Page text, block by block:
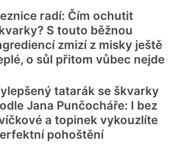
radí: Čím ochutit
S touto běžnou
zmizí z misky ještě
o sůl přitom vůbec nejde
tatarák se škvarky
Jana Punčocháře: I bez
a topinek vykouzlíte
pohoštění